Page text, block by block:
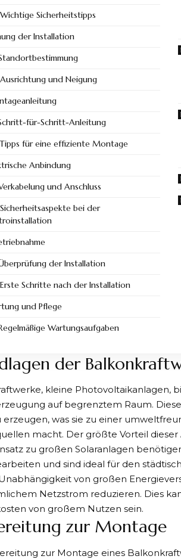
Wichtige Sicherheitstipps
der Installation
Ausrichtung und Neigung
für-Schritt-Anleitung
Tipps für eine effiziente Montage
Anbindung
und Anschluss
Sicherheitsaspekte bei der
der Installation
Erste Schritte nach der Installation
und Pflege
Wartungsaufgaben
der
kleine Photovoltaikanlagen,
auf begrenztem Raum.
erzeugen, was sie zu einer
macht. Der größte Vorteil
zu großen Solaranlagen
und sind ideal für den
von großen
Netzstrom reduzieren. Dies
von großem Nutzen sein.
zur Montage
zur Montage eines